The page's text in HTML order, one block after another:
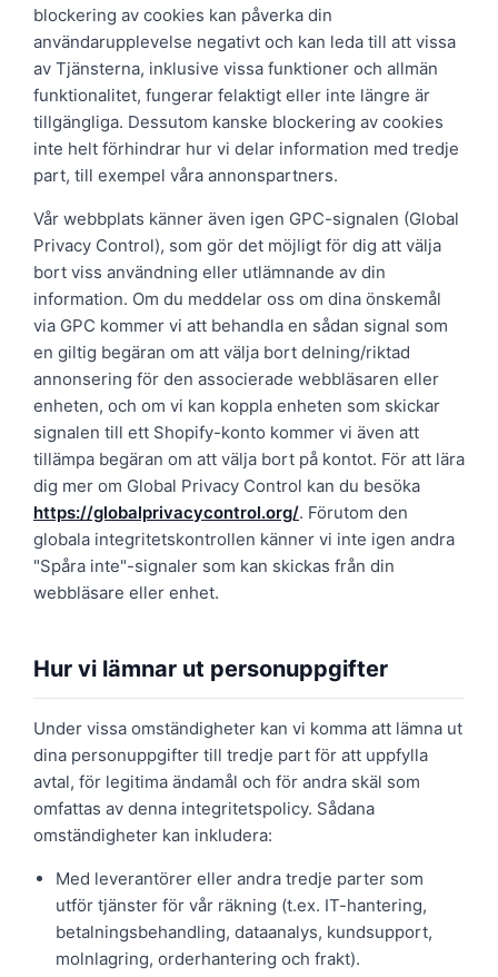
blockering av cookies kan påverka din
användarupplevelse negativt och kan leda till att vissa
av Tjänsterna, inklusive vissa funktioner och allmän
funktionalitet, fungerar felaktigt eller inte längre är
tillgängliga. Dessutom kanske blockering av cookies
inte helt förhindrar hur vi delar information med tredje
part, till exempel våra annonspartners.
Vår webbplats känner även igen GPC-signalen (Global
Privacy Control), som gör det möjligt för dig att välja
bort viss användning eller utlämnande av din
information. Om du meddelar oss om dina önskemål
via GPC kommer vi att behandla en sådan signal som
en giltig begäran om att välja bort delning/riktad
annonsering för den associerade webbläsaren eller
enheten, och om vi kan koppla enheten som skickar
signalen till ett Shopify-konto kommer vi även att
tillämpa begäran om att välja bort på kontot. För att lära
dig mer om Global Privacy Control kan du besöka
https://globalprivacycontrol.org/. Förutom den
globala integritetskontrollen känner vi inte igen andra
"Spåra inte"-signaler som kan skickas från din
webbläsare eller enhet.
Hur vi lämnar ut personuppgifter
Under vissa omständigheter kan vi komma att lämna ut
dina personuppgifter till tredje part för att uppfylla
avtal, för legitima ändamål och för andra skäl som
omfattas av denna integritetspolicy. Sådana
omständigheter kan inkludera:
Med leverantörer eller andra tredje parter som
utför tjänster för vår räkning (t.ex. IT-hantering,
betalningsbehandling, dataanalys, kundsupport,
molnlagring, orderhantering och frakt).